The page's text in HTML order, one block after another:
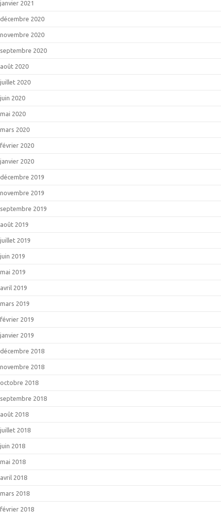
janvier 2021
décembre 2020
novembre 2020
septembre 2020
août 2020
juillet 2020
juin 2020
mai 2020
mars 2020
février 2020
janvier 2020
décembre 2019
novembre 2019
septembre 2019
août 2019
juillet 2019
juin 2019
mai 2019
avril 2019
mars 2019
février 2019
janvier 2019
décembre 2018
novembre 2018
octobre 2018
septembre 2018
août 2018
juillet 2018
juin 2018
mai 2018
avril 2018
mars 2018
février 2018